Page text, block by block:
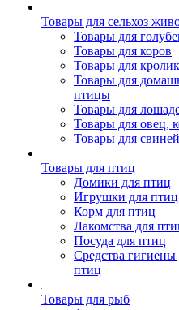
Товары для сельхоз
Товары для
Товары для коров
Товары для
Товары для
птицы
Товары для
Товары для овец,
Товары для свиней
Товары для птиц
Домики для птиц
Игрушки для птиц
Корм для птиц
Лакомства для
Посуда для птиц
Средства гигиены
птиц
Товары для рыб